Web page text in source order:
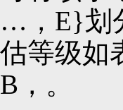
…，E}划
估等级如
B，。